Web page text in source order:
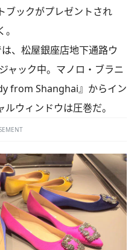
ブックがプレゼントされ
、松屋銀座店地下通路ウ
ャック中。マノロ・ブラニ
from Shanghai』からイン
ウィンドウは圧巻だ。